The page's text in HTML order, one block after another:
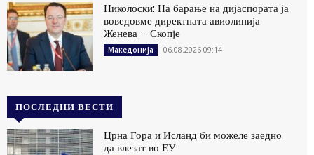
Николоски: На барање на дијаспората ја
воведовме директната авиолинија
Женева – Скопје
Македонија 06.08.2026 09:14
ПОСЛЕДНИ ВЕСТИ
Црна Гора и Исланд би можеле заедно
да влезат во ЕУ